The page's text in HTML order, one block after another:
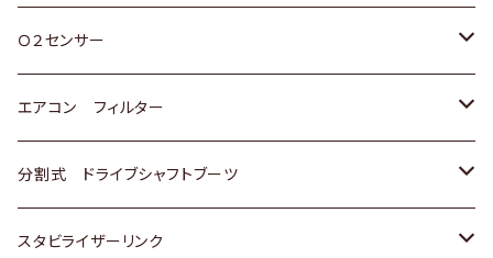
スバル
三菱
スバル
ダイハツ
マツダ
三菱
スバル
ダイハツ
三菱
スバル
ホンダ
スズキ
日産
いすゞ
Ｏ２センサー
トヨタ
ホンダ
スズキ
エアコン フィルター
トヨタ
ホンダ
分割式 ドライブシャフトブーツ
トヨタ
スタビライザーリンク